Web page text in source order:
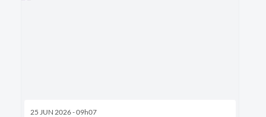
25 JUN 2026 - 09h07